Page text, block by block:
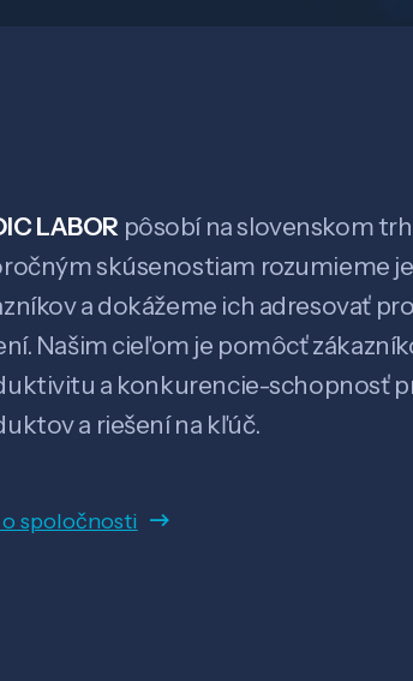
LABOR pôsobí na slovenskom
skúsenostiam rozumieme
a dokážeme ich adresovať
Našim cieľom je pomôcť
a konkurencie-schopnosť
a riešení na kľúč.
spoločnosti